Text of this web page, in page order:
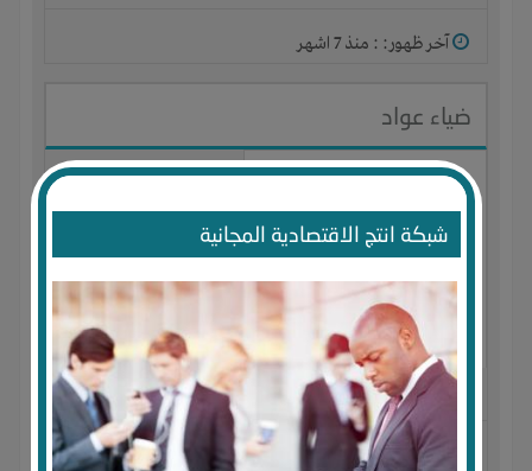
شبكة انتج الاقتصادية المجانية
آخر ظهور: : منذ 7 اشهر
ضياء عواد
الجنس : ذكر
لديـه : الخبرات الوقت المكان-تسويق - شركة أو مصنع